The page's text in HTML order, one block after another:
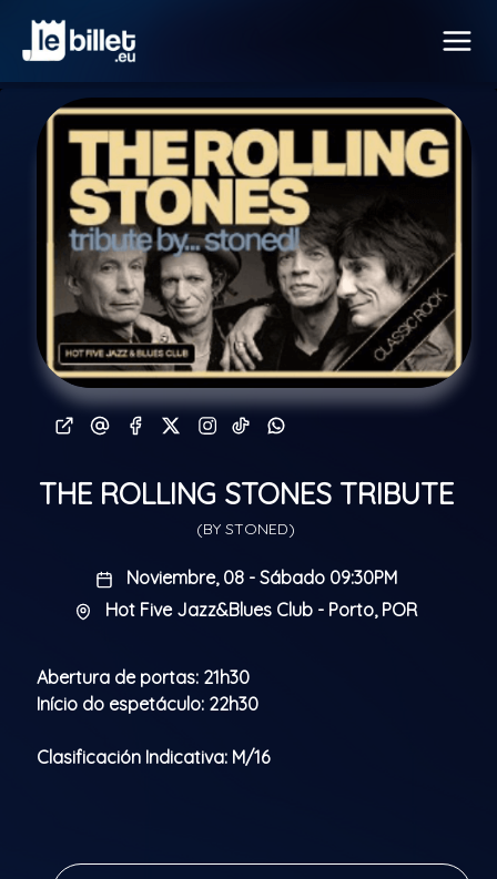
THE ROLLING STONES TRIBUTE
(BY STONED)
Noviembre, 08 - Sábado 09:30PM
Hot Five Jazz&Blues Club - Porto, POR
Abertura de portas: 21h30
Início do espetáculo: 22h30
Clasificación Indicativa: M/16